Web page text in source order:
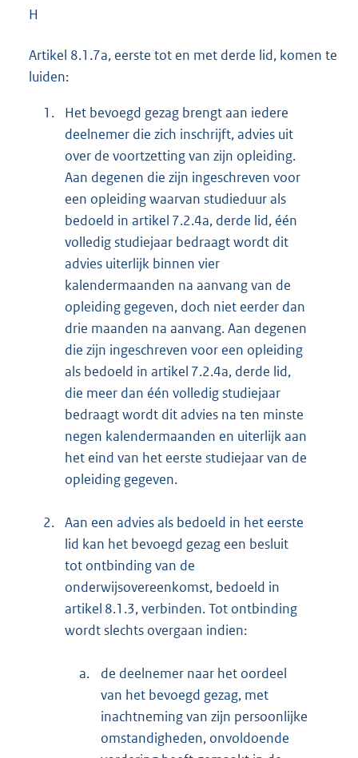
H
Artikel 8.1.7a, eerste tot en met derde lid, komen te
luiden:
1.
Het bevoegd gezag brengt aan iedere
deelnemer die zich inschrijft, advies uit
over de voortzetting van zijn opleiding.
Aan degenen die zijn ingeschreven voor
een opleiding waarvan studieduur als
bedoeld in artikel 7.2.4a, derde lid, één
volledig studiejaar bedraagt wordt dit
advies uiterlijk binnen vier
kalendermaanden na aanvang van de
opleiding gegeven, doch niet eerder dan
drie maanden na aanvang. Aan degenen
die zijn ingeschreven voor een opleiding
als bedoeld in artikel 7.2.4a, derde lid,
die meer dan één volledig studiejaar
bedraagt wordt dit advies na ten minste
negen kalendermaanden en uiterlijk aan
het eind van het eerste studiejaar van de
opleiding gegeven.
2. Aan een advies als bedoeld in het eerste
lid kan het bevoegd gezag een besluit
tot ontbinding van de
onderwijsovereenkomst, bedoeld in
artikel 8.1.3, verbinden. Tot ontbinding
wordt slechts overgaan indien:
a.
de deelnemer naar het oordeel
van het bevoegd gezag, met
inachtneming van zijn persoonlijke
omstandigheden, onvoldoende